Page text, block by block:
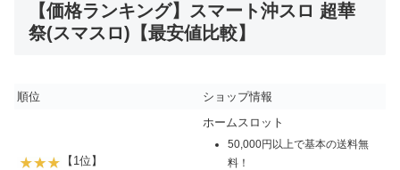
【価格ランキング】スマート沖スロ 超華
祭(スマスロ)【最安値比較】
順位 ショップ情報
【1位】
ホームスロット
50,000円以上で基本の送料無
料！